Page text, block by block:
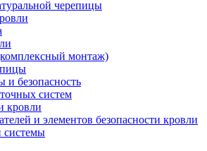
черепицы
монтаж)
и безопасность
систем
кровли
и элементов безопасности кровли
системы